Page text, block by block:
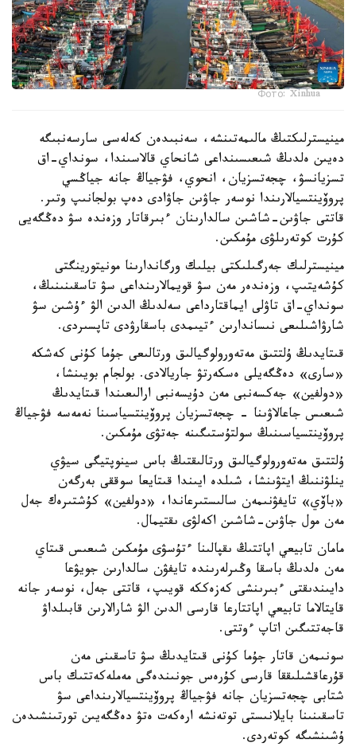
Фото: Xinhua
مينيسترلىكتىڭ مالىمەتىنشە، سەنبىدەن كەلەسى سارسەنبىگە
دەيىن ەلدىڭ شىعىسىنداعى شانحاي قالاسىندا، سونداي-اق
تسزيانسۋ، چجەتسزيان، انحوي، فۋجياڭ جانە جياڭسي
پروۆينتسيالارىندا نوسەر جاۋىن جاۋادى دەپ بولجانىپ وتىر.
قاتتى جاۋىن-شاشىن سالدارىنان ءبىرقاتار وزەندە سۋ دەڭگەيى
كۇرت كوتەرىلۋى مۇمكىن.
مينيسترلىك جەرگىلىكتى بيلىك ورگاندارىنا مونيتورينگتى
كۇشەيتىپ، وزەندەر مەن سۋ قويمالارىنداعى سۋ تاسقىنىنىڭ،
سونداي-اق تاۋلى ايماقتارداعى سەلدىڭ الدىن الۋ ءۇشىن سۋ
شارۋاشىلىعى نىساندارىن ءتيىمدى باسقارۋدى تاپسىردى.
قىتايدىڭ ۇلتتىق مەتەورولوگيالىق ورتالىعى جۇما كۇنى كەشكە
«سارى» دەڭگەيلى ەسكەرتۋ جاريالادى. بولجام بويىنشا،
«دولفين» جەكسەنبى مەن دۇيسەنبى ارالىعىندا قىتايدىڭ
شىعىس جاعالاۋىنا - چجەتسزيان پروۆينتسياسىنا نەمەسە فۋجياڭ
پروۆينتسياسىنىڭ سولتۇستىگىنە جەتۋى مۇمكىن.
ۇلتتىق مەتەورولوگيالىق ورتالىقتىڭ باس سينوپتيگى سيۋي
ينلۋننىڭ ايتۋىنشا، شىلدە ايىندا قىتايعا سوققى بەرگەن
«باۆي» تايفۋنىمەن سالىستىرعاندا، «دولفين» كۇشتىرەك جەل
مەن مول جاۋىن-شاشىن اكەلۋى ىقتيمال.
مامان تابيعي اپاتتىڭ ىقپالىنا ءتۇسۋى مۇمكىن شىعىس قىتاي
مەن ەلدىڭ باسقا وڭىرلەرىندە تايفۋن سالدارىن جويۋعا
دايىندىقتى ءبىرىنشى كەزەككە قويىپ، قاتتى جەل، نوسەر جانە
قايتالاما تابيعي اپاتتارعا قارسى الدىن الۋ شارالارىن قابىلداۋ
قاجەتتىگىن اتاپ ءوتتى.
سونىمەن قاتار جۇما كۇنى قىتايدىڭ سۋ تاسقىنى مەن
قۇرعاقشىلىققا قارسى كۇرەس جونىندەگى مەملەكەتتىك باس
شتابى چجەتسزيان جانە فۋجياڭ پروۆينتسيالارىنداعى سۋ
تاسقىنىنا بايلانىستى توتەنشە ارەكەت ەتۋ دەڭگەيىن تورتىنشىدەن
ۇشىنشىگە كوتەردى.